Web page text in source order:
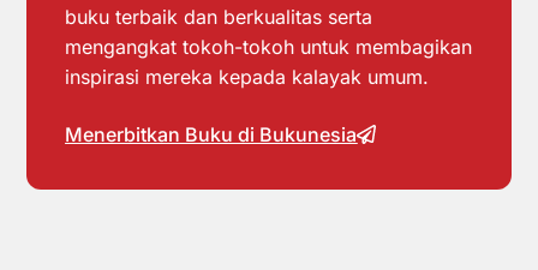
buku terbaik dan berkualitas serta
mengangkat tokoh-tokoh untuk membagikan
inspirasi mereka kepada kalayak umum.
Menerbitkan Buku di Bukunesia